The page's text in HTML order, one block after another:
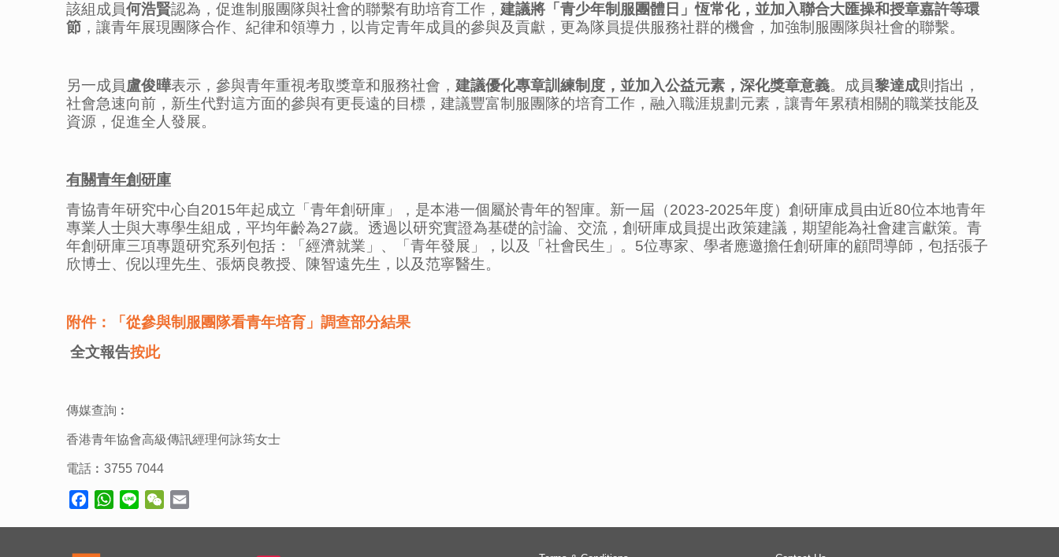
該組成員何浩賢認為，促進制服團隊與社會的聯繫有助培育工作， 建議將「青少年制服團體日」恆常化，並加入聯合大匯操和授章嘉許等環
節 ，讓青年展現團隊合作、紀律和領導力，以肯定青年成員的參與及貢獻，更為隊員提供服務社群的機會，加強制服團隊與社會的聯繫。
另一成員盧俊曄表示，參與青年重視考取獎章和服務社會， 建議優化專章訓練制度，並加入公益元素，深化獎章意義。成員黎達成則指出，
社會急速向前，新生代對這方面的參與有更長遠的目標，建議豐富制服團隊的培育工作，融入職涯規劃元素，讓青年累積相關的職業技能及
資源，促進全人發展。
有關青年創研庫
青協青年研究中心自2015年起成立「青年創研庫」，是本港一個屬於青年的智庫。新一屆（2023-2025年度）創研庫成員由近80位本地青年
專業人士與大專學生組成，平均年齡為27歲。透過以研究實證為基礎的討論、交流，創研庫成員提出政策建議，期望能為社會建言獻策。青
年創研庫三項專題研究系列包括：「經濟就業」、「青年發展」，以及「社會民生」。5位專家、學者應邀擔任創研庫的顧問導師，包括張子
欣博士、倪以理先生、張炳良教授、陳智遠先生，以及范寧醫生。
附件：「從參與制服團隊看青年培育」調查部分結果
全文報告按此
傳媒查詢︰
香港青年協會高級傳訊經理何詠筠女士
電話︰3755 7044
FacebookWhatsApp
Line WeChat